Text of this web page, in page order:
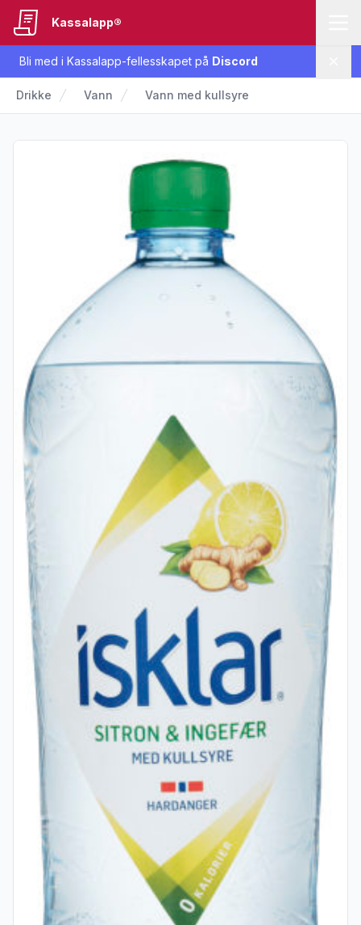
Bli med i Kassalapp-fellesskapet på Discord
Kassalapp®
Drikke Vann Vann med kullsyre